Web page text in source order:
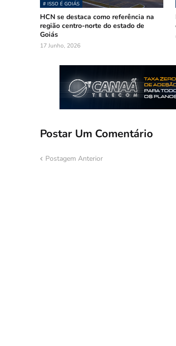
# ISSO É GOIÁS
HCN se destaca como referência na
região centro-norte do estado de
Goiás
17 Junho, 2026
Postar Um Comentário
Postagem Anterior